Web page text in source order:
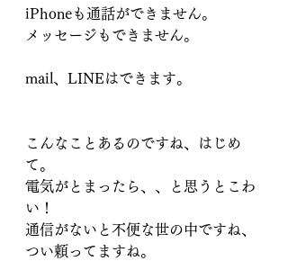
iPhoneも通話ができません。
メッセージもできません。
mail、LINEはできます。
こんなことあるのですね、はじめ
て。
電気がとまったら、、と思うとこわ
い！
通信がないと不便な世の中ですね、
つい頼ってますね。